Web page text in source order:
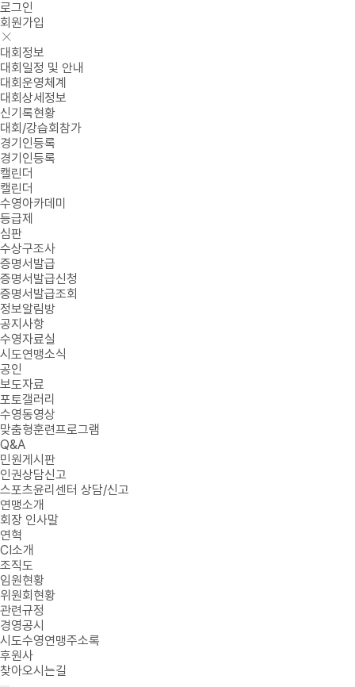
로그인
회원가입
대회정보
대회일정 및 안내
대회운영체계
대회상세정보
신기록현황
대회/강습회참가
경기인등록
경기인등록
캘린더
캘린더
수영아카데미
등급제
심판
수상구조사
증명서발급
증명서발급신청
증명서발급조회
정보알림방
공지사항
수영자료실
시도연맹소식
공인
보도자료
포토갤러리
수영동영상
맞춤형훈련프로그램
Q&A
민원게시판
인권상담신고
스포츠윤리센터 상담/신고
연맹소개
회장 인사말
연혁
CI소개
조직도
임원현황
위원회현황
관련규정
경영공시
시도수영연맹주소록
후원사
찾아오시는길